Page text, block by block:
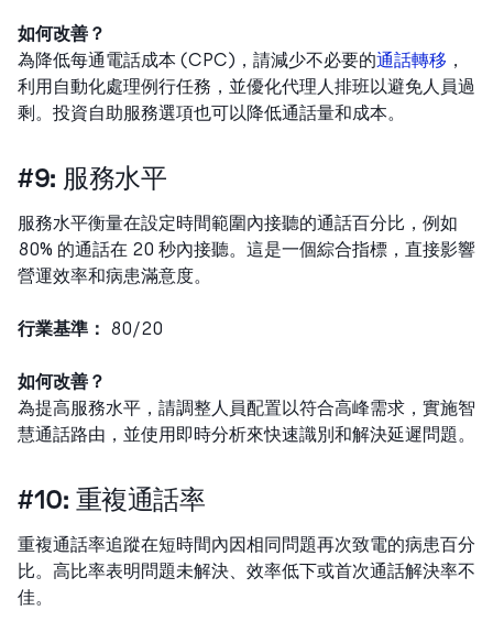
如何改善？
為降低每通電話成本 (CPC)，請減少不必要的通話轉移 ，
利用自動化處理例行任務，並優化代理人排班以避免人員過
剩。投資自助服務選項也可以降低通話量和成本。
#9: 服務水平
服務水平衡量在設定時間範圍內接聽的通話百分比，例如
80% 的通話在 20 秒內接聽。這是一個綜合指標，直接影響
營運效率和病患滿意度。
行業基準： 80/20
如何改善？
為提高服務水平，請調整人員配置以符合高峰需求，實施智
慧通話路由，並使用即時分析來快速識別和解決延遲問題。
#10: 重複通話率
重複通話率追蹤在短時間內因相同問題再次致電的病患百分
比。高比率表明問題未解決、效率低下或首次通話解決率不
佳。